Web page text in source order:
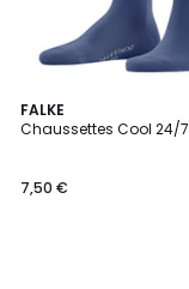
FALKE
Chaussettes Cool 24/7
7,50 €